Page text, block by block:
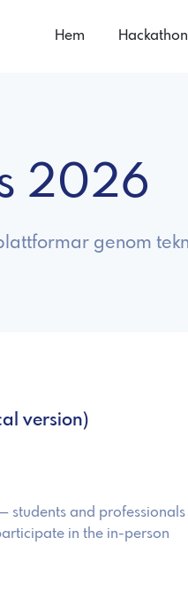
Hem
2026
genom
version)
students and
in the in-person